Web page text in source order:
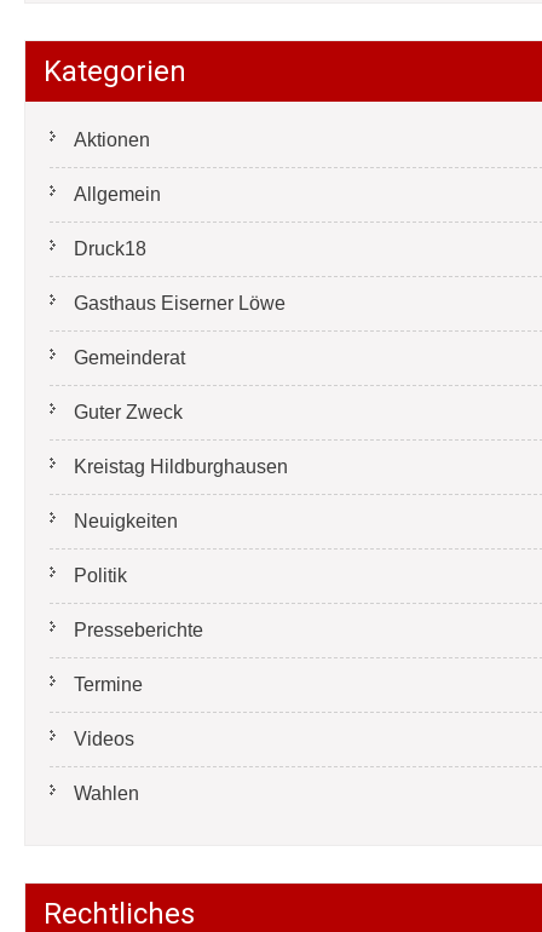
Kategorien
Aktionen
Allgemein
Druck18
Gasthaus Eiserner Löwe
Gemeinderat
Guter Zweck
Kreistag Hildburghausen
Neuigkeiten
Politik
Presseberichte
Termine
Videos
Wahlen
Rechtliches